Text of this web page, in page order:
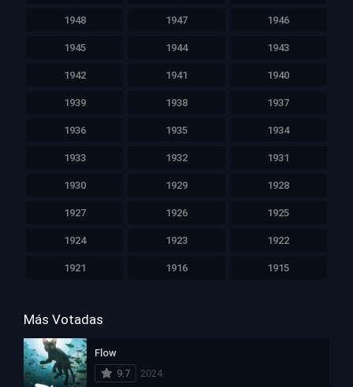
1948 1947 1946
1945 1944 1943
1942 1941 1940
1939 1938 1937
1936 1935 1934
1933 1932 1931
1930 1929 1928
1927 1926 1925
1924 1923 1922
1921 1916 1915
Más Votadas
Flow
9.7
2024